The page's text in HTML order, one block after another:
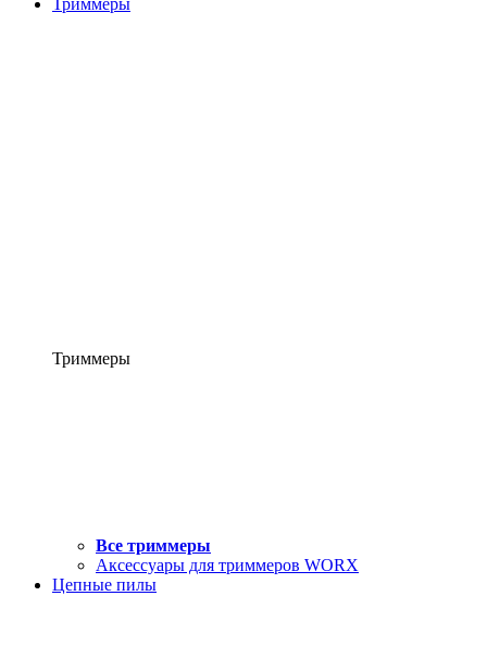
Триммеры
Триммеры
Все триммеры
Аксессуары для триммеров WORX
Цепные пилы